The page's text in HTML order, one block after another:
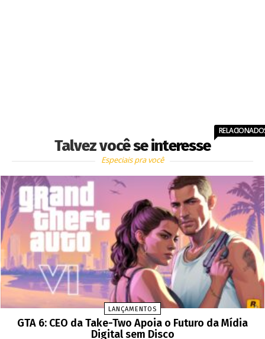
Talvez você se interesse
Especiais pra você
LANÇAMENTOS
GTA 6: CEO da Take-Two Apoia o Futuro da Mídia
Digital sem Disco